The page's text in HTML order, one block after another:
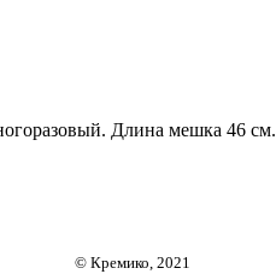
Длина мешка 46 см.
© Кремико, 2021